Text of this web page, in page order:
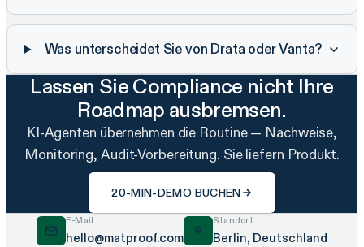
Was unterscheidet Sie von Drata oder Vanta?
Lassen Sie Compliance nicht Ihre
Roadmap ausbremsen.
KI-Agenten übernehmen die Routine — Nachweise,
Monitoring, Audit-Vorbereitung. Sie liefern Produkt.
20-MIN-DEMO BUCHEN
E-Mail
hello@matproof.com
Standort
Berlin, Deutschland